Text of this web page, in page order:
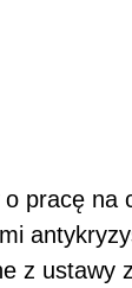
pracę na
z ustawy